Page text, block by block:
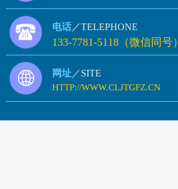
电话 ／TELEPHONE
133-7781-5118（微信同号）
网址 ／SITE
HTTP://WWW.CLJTGFZ.CN